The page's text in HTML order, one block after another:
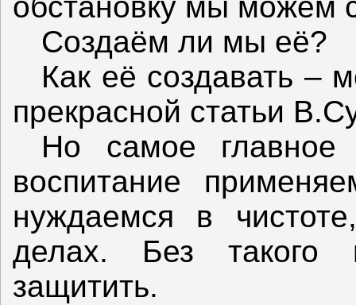
обстановку мы можем
Создаём ли мы её?
Как её создавать –
прекрасной статьи
Но самое
воспитание
нуждаемся в
делах. Без
защитить.